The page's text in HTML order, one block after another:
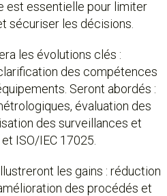
est essentielle pour limiter
sécuriser les décisions.
les évolutions clés :
des compétences
Seront abordés :
évaluation des
des surveillances et
ISO/IEC 17025.
les gains : réduction
des procédés et